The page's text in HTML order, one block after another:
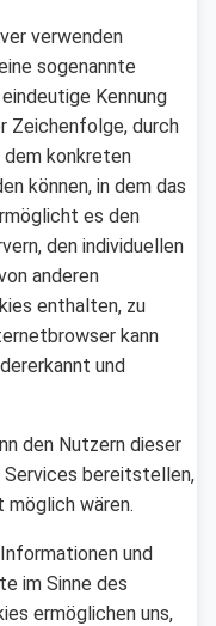
verwenden
sogenannte
Kennung
Zeichenfolge, durch
konkreten
können, in dem das
es den
den individuellen
anderen
enthalten, zu
kann
und
den Nutzern dieser
bereitstellen,
möglich wären.
und
im Sinne des
ermöglichen uns,